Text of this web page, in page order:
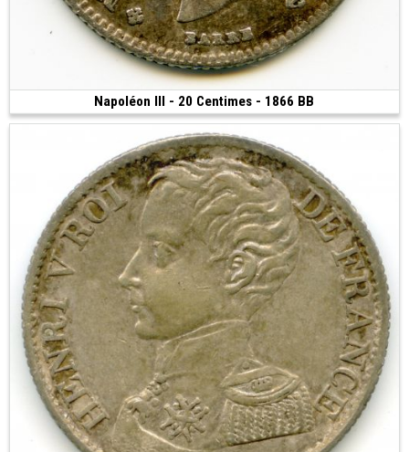
Napoléon III - 20 Centimes - 1866 BB
(1866 • Strasbourg • 0.99 g • 15 mm)